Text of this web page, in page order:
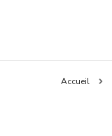
Accueil